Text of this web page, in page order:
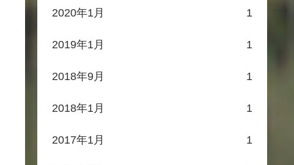
2020年1月 1
2019年1月 1
2018年9月 1
2018年1月 1
2017年1月 1